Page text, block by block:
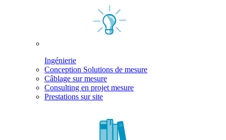
Ingénierie
Conception Solutions de mesure
Câblage sur mesure
Consulting en projet mesure
Prestations sur site